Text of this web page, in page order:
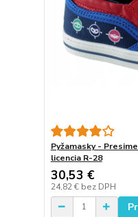
Pyžamasky -
licencia R-28
30,53 €
24,82 € bez DPH